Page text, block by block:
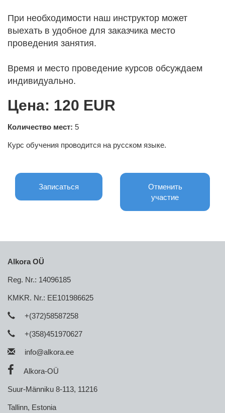
При необходимости наш инструктор может
выехать в удобное для заказчика место
проведения занятия.
Время и место проведение курсов обсуждаем
индивидуально.
Цена: 120 EUR
Количество мест: 5
Курс обучения проводится на русском языке.
Записаться
Отменить
участие
Alkora OÜ
Reg. Nr.: 14096185
KMKR. Nr.: EE101986625
+(372)58587258
+(358)451970627
info@alkora.ee
 Alkora-OÜ
Suur-Männiku 8-113, 11216
Tallinn, Estonia